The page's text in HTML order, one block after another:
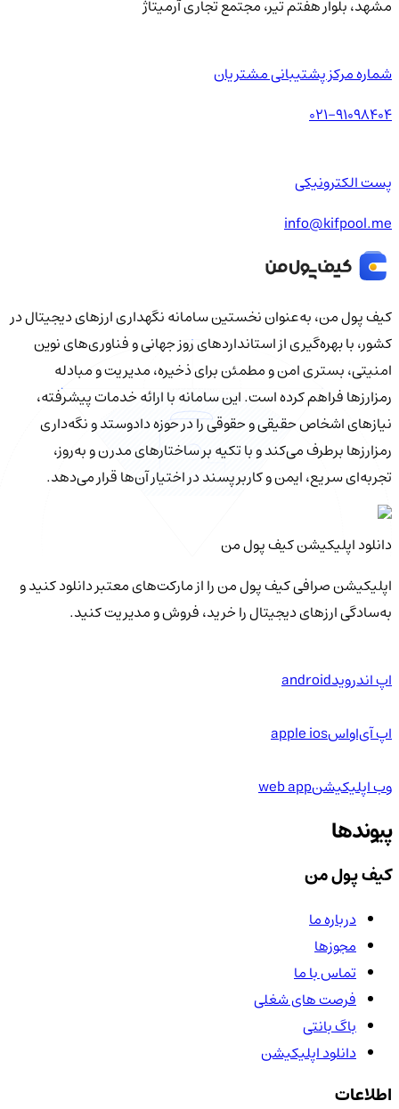
مشهد، بلوار هفتم تیر، مجتمع تجاری آرمیتاژ
شماره مرکز پشتیبانی مشتریان
021-91098404
پست الکترونیکی
info@kifpool.me
کیف‌ پول من، به‌عنوان نخستین سامانه نگهداری ارزهای دیجیتال در
کشور، با بهره‌گیری از استانداردهای روز جهانی و فناوری‌های نوین
امنیتی، بستری امن و مطمئن برای ذخیره، مدیریت و مبادله
رمزارزها فراهم کرده است. این سامانه با ارائه خدمات پیشرفته،
نیازهای اشخاص حقیقی و حقوقی را در حوزه دادوستد و نگه‌داری
رمزارزها برطرف می‌کند و با تکیه بر ساختارهای مدرن و به‌روز،
تجربه‌ای سریع، ایمن و کاربرپسند در اختیار آن‌ها قرار می‌دهد.
دانلود اپلیکیشن کیف‌ پول من
اپلیکیشن صرافی کیف پول من را از مارکت‌های معتبر دانلود کنید و
به‌سادگی ارزهای دیجیتال را خرید، فروش و مدیریت کنید.
اپ اندرویدandroid
اپ آی‌او‌اسapple ios
وب اپلیکیشنweb app
پیوندها
کیف پول من
درباره ما
مجوزها
تماس با ما
فرصت های شغلی
باگ بانتی
دانلود اپلیکیشن
اطلاعات